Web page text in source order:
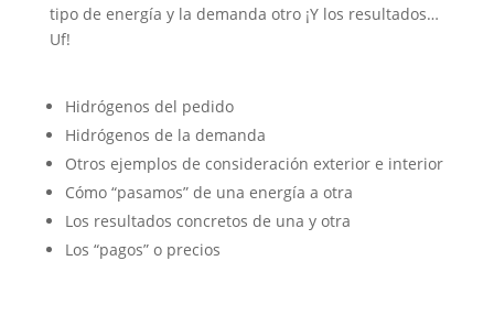
tipo de energía y la demanda otro ¡Y los resultados…
Uf!
Hidrógenos del pedido
Hidrógenos de la demanda
Otros ejemplos de consideración exterior e interior
Cómo “pasamos” de una energía a otra
Los resultados concretos de una y otra
Los “pagos” o precios